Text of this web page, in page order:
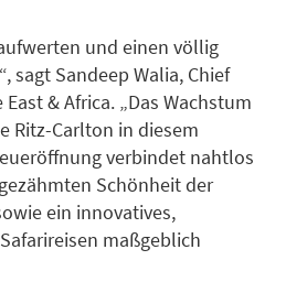
und einen völlig
sagt Sandeep Walia, Chief
& Africa. „Das Wachstum
Ritz-Carlton in diesem
verbindet nahtlos
Schönheit der
ein innovatives,
maßgeblich